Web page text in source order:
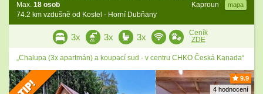
Kaproun mapa
Max. 18 osob
74.2 km vzdušně od Kostel - Horní Dubňany
3x 3x 3x
Ceník
ZDE
„Chalupa (3x apartmán) a koupací sud - v centru CHKO Česká Kanada“
9.9
4 hodnocení